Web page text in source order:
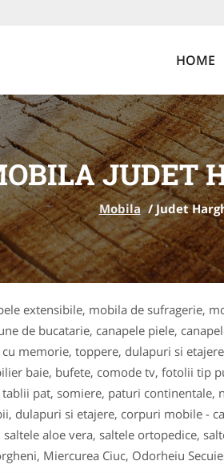
HOME
JUDET
Mobila /Judet
extensibile, mobila de sufragerie,
de bucatarie, canapele piele,
memorie, toppere, dulapuri si
baie, bufete, comode tv, fotolii tip
pat, somiere, paturi
dulapuri si etajere, corpuri mobile -
aloe vera, saltele ortopedice,
Miercurea Ciuc, Odorheiu